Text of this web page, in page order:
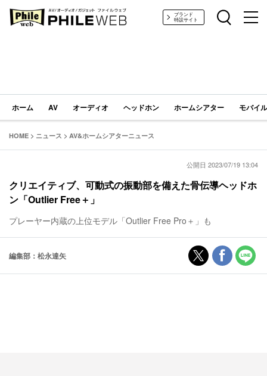
PHILE WEB｜AV/オーディオ/ガジェットブランド
特設サイト
ホーム AV オーディオ ヘッドホン ホームシアター モバイ
HOME > ニュース > AV&ホームシアターニュース
公開日 2023/07/19 13:04
クリエイティブ、可動式の振動部を備えた骨伝導ヘッドホ
ン「Outlier Free＋」
プレーヤー内蔵の上位モデル「Outlier Free Pro＋」も
編集部：松永達矢